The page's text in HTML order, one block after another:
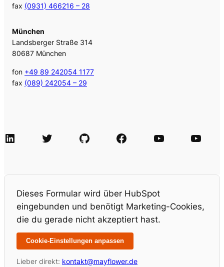
fax (0931) 466216 – 28
München
Landsberger Straße 314
80687 München
fon +49 89 242054 1177
fax (089) 242054 – 29
LinkedIn Twitter GitHub Facebook Agile Videos Tech-Videos
Dieses Formular wird über HubSpot
eingebunden und benötigt Marketing-Cookies,
die du gerade nicht akzeptiert hast.
Cookie-Einstellungen anpassen
Lieber direkt: kontakt@mayflower.de